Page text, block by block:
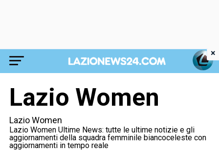
Lazio Women
Lazio Women
Lazio Women Ultime News: tutte le ultime notizie e gli
aggiornamenti della squadra femminile biancoceleste con
aggiornamenti in tempo reale
×